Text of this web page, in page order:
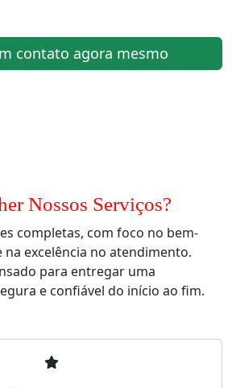
contato agora mesmo
Nossos Serviços?
completas, com foco no bem-
na excelência no atendimento.
para entregar uma
e confiável do início ao fim.